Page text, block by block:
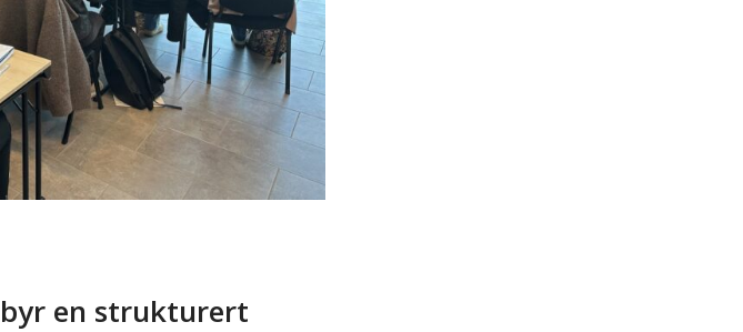
en strukturert